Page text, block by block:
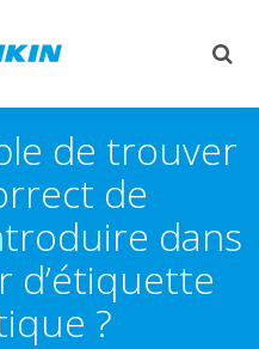
de trouver
de
dans
d’étiquette
?